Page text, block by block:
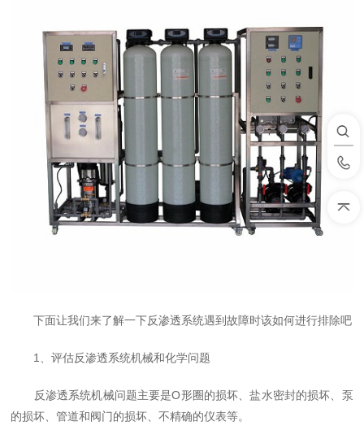
下面让我们来了解一下反渗透系统遇到故障时该如何进行排除吧
1、评估反渗透系统机械和化学问题
反渗透系统机械问题主要是O形圈的损坏、盐水密封的损坏、泵
的损坏、管道和阀门的损坏、不精确的仪表等。